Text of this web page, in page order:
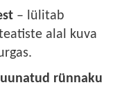
– lülitab
alal kuva
rünnaku